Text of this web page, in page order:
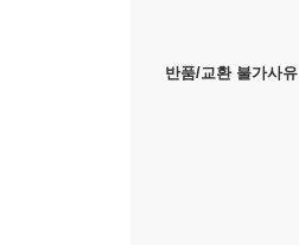
반품/교환 불가사유